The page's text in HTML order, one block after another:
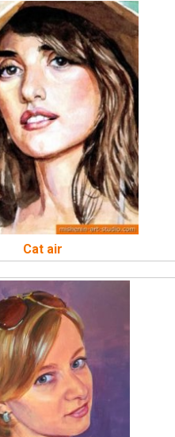
Cat air